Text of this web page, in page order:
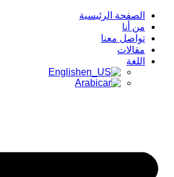
الصفحة الرئيسية
من أنا
تواصل معنا
مقالات
اللغة
English
Arabic